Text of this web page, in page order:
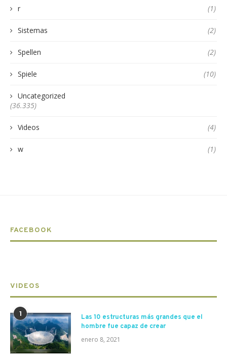
r (1)
Sistemas (2)
Spellen (2)
Spiele (10)
Uncategorized
(36.335)
Videos (4)
w (1)
FACEBOOK
VIDEOS
1
Las 10 estructuras más grandes que el
hombre fue capaz de crear
enero 8, 2021